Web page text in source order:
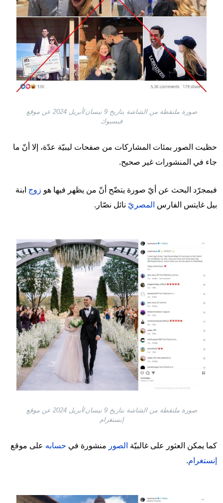
صورة ملتقطة من الشاشة بتاريخ 9 نيسان/أبريل 2024 عن موقع
فيسبوك
حظيت الصور بمئات المشاركات من صفحات ليبيّة عدّة، إلا أنّ ما
جاء في المنشورات غير صحيح.
فبمجرّد البحث عن أيّ صورة يتضّح أنّ من يظهر فيها هو زوج ابنة
بيل غايتس الفارس المصريّ نائل نصّار.
Image
صورة ملتقطة من الشاشة بتاريخ 9 نيسان/أبريل 2024 عن موقع
إنستغرام
كما يمكن العثور على غالبيّة الصور منشورة في حسابه على موقع
إنستغرام.
Image